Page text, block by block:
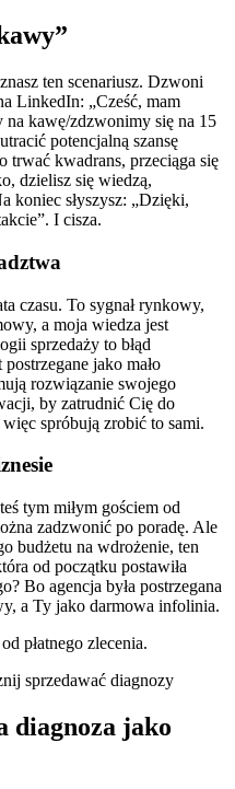
ten scenariusz. Dzwoni
LinkedIn: „Cześć, mam
kawę/zdzwonimy się na 15
potencjalną szansę
trwać kwadrans, przeciąga się
dzielisz się wiedzą,
koniec słyszysz: „Dzięki,
I cisza.
czasu. To sygnał rynkowy,
a moja wiedza jest
sprzedaży to błąd
jako mało
rozwiązanie swojego
by zatrudnić Cię do
spróbują zrobić to sami.
tym miłym gościem od
zadzwonić po poradę. Ale
budżetu na wdrożenie, ten
od początku postawiła
Bo agencja była postrzegana
a Ty jako darmowa infolinia.
płatnego zlecenia.
diagnoza jako